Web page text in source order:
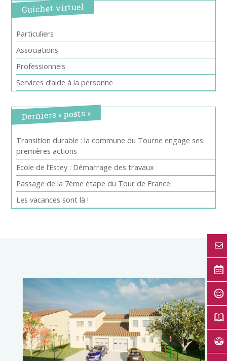
Guichet virtuel
Particuliers
Associations
Professionnels
Services d’aide à la personne
Derniers « posts »
Transition durable : la commune du Tourne engage ses
premières actions
Ecole de l’Estey : Démarrage des travaux
Passage de la 7ème étape du Tour de France
Les vacances sont là !